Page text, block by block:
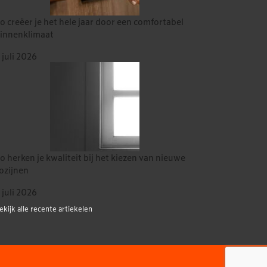
creëer je het hele jaar door een comfortabel
juli 2026
herken je kwaliteit bij het kiezen van nieuwe
juli 2026
alle recente artiekelen